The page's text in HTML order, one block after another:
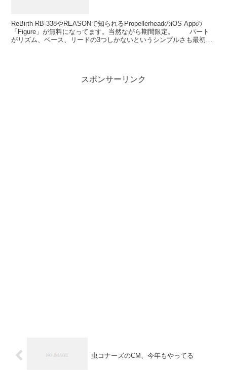
ReBirth RB-338やREASONで知られるPropellerheadのiOS Appの
「Figure」が無料になってます。当然ながら期間限定。 パート
がリズム、ベース、リードの3つしかないというシンプルさも最初に
スポンサーリンク
虫コナーズのCM、今年もやってる